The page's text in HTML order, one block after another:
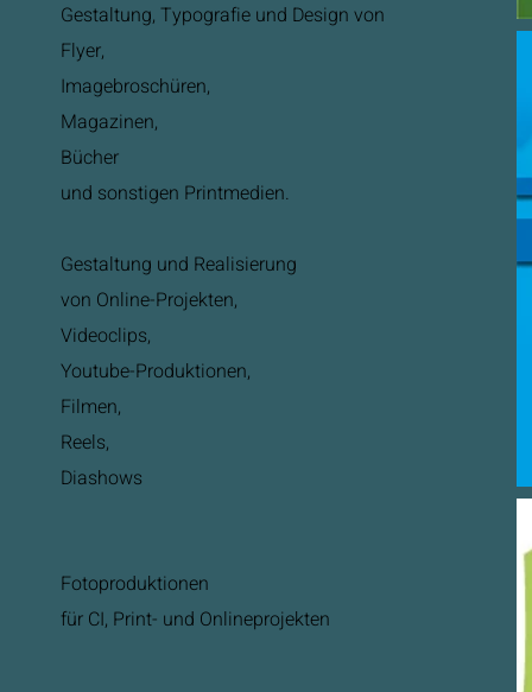
Gestaltung, Typografie und Design von
Flyer,
Imagebroschüren,
Magazinen,
Bücher
und sonstigen Printmedien.
Gestaltung und Realisierung
von Online-Projekten,
Videoclips,
Youtube-Produktionen,
Filmen,
Reels,
Diashows
Fotoproduktionen
für CI, Print- und Onlineprojekten